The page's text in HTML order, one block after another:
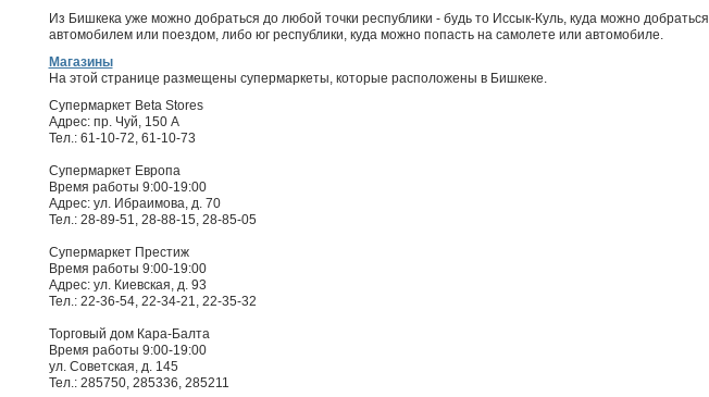
Из Бишкека уже можно добраться до любой точки республики - будь то Иссык-Куль, куда можно добраться
автомобилем или поездом, либо юг республики, куда можно попасть на самолете или автомобиле.
Магазины
На этой странице размещены супермаркеты, которые расположены в Бишкеке.
Супермаркет Beta Stores
Адрес: пр. Чуй, 150 А
Тел.: 61-10-72, 61-10-73
Супермаркет Европа
Время работы 9:00-19:00
Адрес: ул. Ибраимова, д. 70
Тел.: 28-89-51, 28-88-15, 28-85-05
Супермаркет Престиж
Время работы 9:00-19:00
Адрес: ул. Киевская, д. 93
Тел.: 22-36-54, 22-34-21, 22-35-32
Торговый дом Кара-Балта
Время работы 9:00-19:00
ул. Советская, д. 145
Тел.: 285750, 285336, 285211